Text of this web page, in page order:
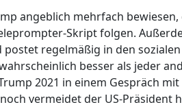
angeblich mehrfach bewiesen,
Skript folgen.
regelmäßig in den
besser als jeder
2021 in einem Gespräch mit
vermeidet der US-Präsident